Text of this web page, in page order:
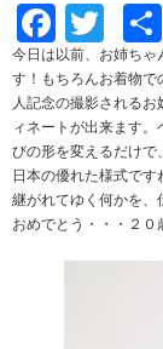
今日は以前、お姉ちゃ
す！もちろんお着物で
人記念の撮影される
ィネートが出来ます
びの形を変えるだけで
日本の優れた様式で
継がれてゆく何かを、
おめでとう・・・２０